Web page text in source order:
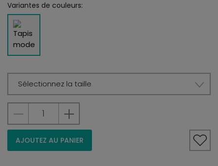
Variantes de couleurs:
Sélectionnez la taille
AJOUTEZ AU PANIER